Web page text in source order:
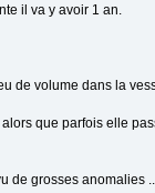
il va y avoir 1 an.
de volume dans la
que parfois elle
de grosses anomalies